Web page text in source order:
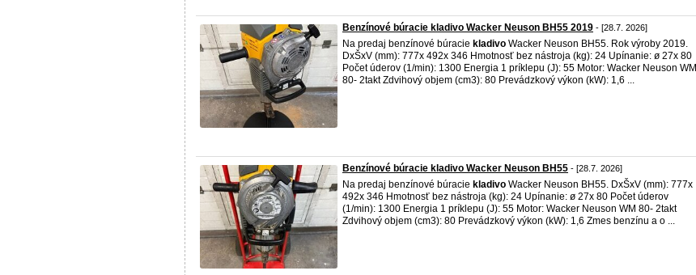
Benzínové búracie kladivo Wacker Neuson BH55 2019 - [28.7. 2026]
Na predaj benzínové búracie kladivo Wacker Neuson BH55. Rok výroby 2019.
DxŠxV (mm): 777x 492x 346 Hmotnosť bez nástroja (kg): 24 Upínanie: ø 27x 80
Počet úderov (1/min): 1300 Energia 1 príklepu (J): 55 Motor: Wacker Neuson WM
80- 2takt Zdvihový objem (cm3): 80 Prevádzkový výkon (kW): 1,6 ...
Benzínové búracie kladivo Wacker Neuson BH55 - [28.7. 2026]
Na predaj benzínové búracie kladivo Wacker Neuson BH55. DxŠxV (mm): 777x
492x 346 Hmotnosť bez nástroja (kg): 24 Upínanie: ø 27x 80 Počet úderov
(1/min): 1300 Energia 1 príklepu (J): 55 Motor: Wacker Neuson WM 80- 2takt
Zdvihový objem (cm3): 80 Prevádzkový výkon (kW): 1,6 Zmes benzínu a o ...